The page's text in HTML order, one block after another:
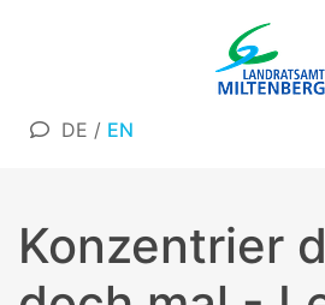
DE / EN
Konzentrier